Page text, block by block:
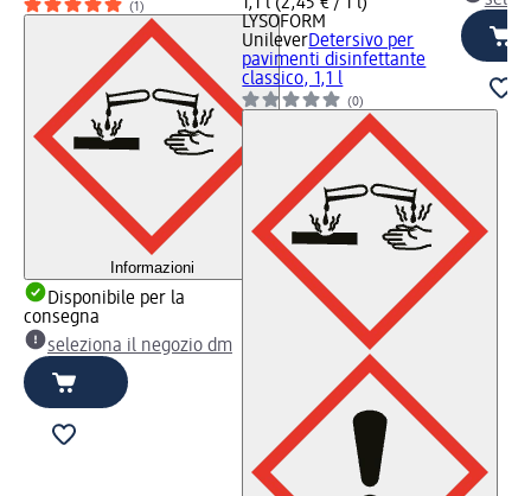
(1)
Informazioni
Disponibile per la
consegna
seleziona il negozio dm
1,1 l (2,45 € / 1 l)
LYSOFORM
UnileverDetersivo per
pavimenti disinfettante
classico, 1,1 l
(0)